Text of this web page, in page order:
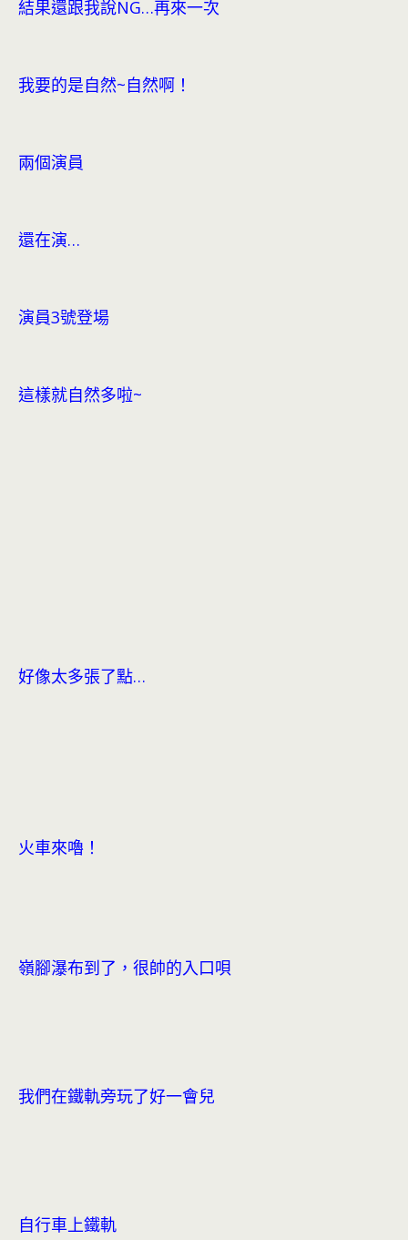
結果還跟我說NG…再來一次
我要的是自然~自然啊！
兩個演員
還在演…
演員3號登場
這樣就自然多啦~
好像太多張了點…
火車來嚕！
嶺腳瀑布到了，很帥的入口唄
我們在鐵軌旁玩了好一會兒
自行車上鐵軌